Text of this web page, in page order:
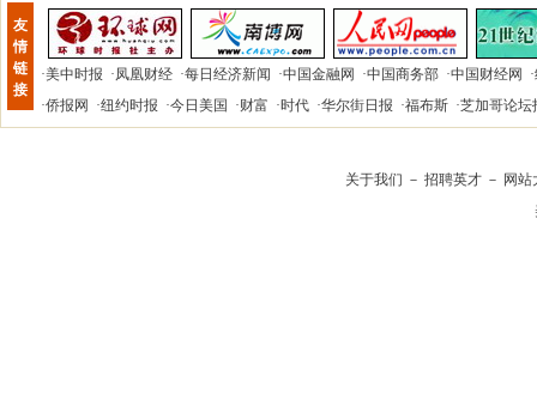
友
情
链
接
·美中时报 ·凤凰财经 ·每日经济新闻 ·中国金融网 ·中国商务部 ·中国财经网 ·
·侨报网 ·纽约时报 ·今日美国 ·财富 ·时代 ·华尔街日报 ·福布斯 ·芝加哥论坛
关于我们 － 招聘英才 － 网站